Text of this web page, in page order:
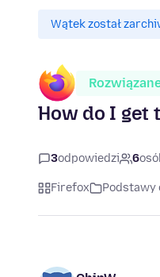
Wątek został
How do I get
3odpowiedzi 6
Firefox Podstawy